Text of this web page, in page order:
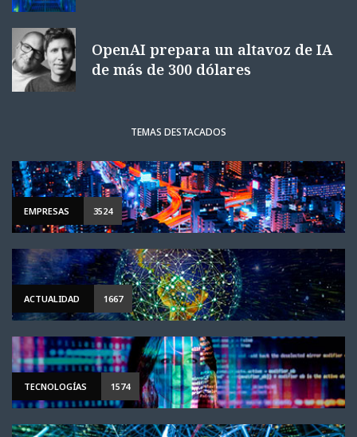
OpenAI prepara un altavoz de IA
de más de 300 dólares
TEMAS DESTACADOS
EMPRESAS 3524
ACTUALIDAD 1667
TECNOLOGÍAS 1574